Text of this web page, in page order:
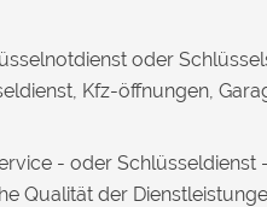
vor
ich
oder
Kfz-öffnungen,
- oder
Qualität der